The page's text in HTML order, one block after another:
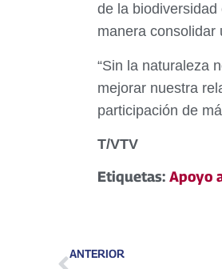
de la
manera consolidar
“Sin la naturaleza
mejorar nuestra
participación de
T/VTV
Etiquetas: Apoyo
ANTERIOR